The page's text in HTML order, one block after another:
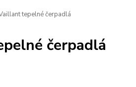
tepelné čerpadlá
čerpadlá